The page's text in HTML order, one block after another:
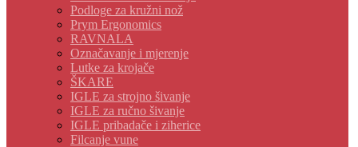
Podloge za kružni nož
Prym Ergonomics
RAVNALA
Označavanje i mjerenje
Lutke za krojače
ŠKARE
IGLE za strojno šivanje
IGLE za ručno šivanje
IGLE pribadače i ziherice
Filcanje vune